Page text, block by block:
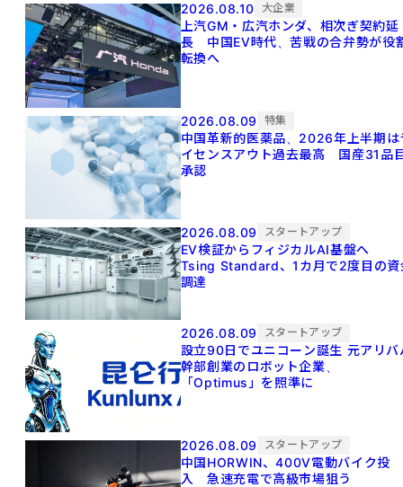
2026.08.10 大企業
上汽GM・広汽ホンダ、相次ぎ契約延
長 中国EV時代、苦戦の合弁勢が役
転換へ
2026.08.09 特集
中国革新的医薬品、2026年上半期は
イセンスアウト過去最高 国産31品
承認
2026.08.09 スタートアップ
EV検証からフィジカルAI基盤へ
Tsing Standard、1カ月で2度目の資
調達
2026.08.09 スタートアップ
設立90日でユニコーン誕生 元アリババ
幹部創業のロボット企業、
「Optimus」を照準に
2026.08.09 スタートアップ
中国HORWIN、400V電動バイク投
入 急速充電で高級市場狙う